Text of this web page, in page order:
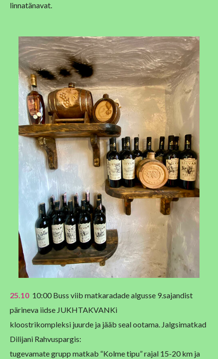
linnatänavat.
25.10 10:00 Buss viib matkaradade algusse 9.sajandist
pärineva iidse JUKHTAKVANKi
kloostrikompleksi juurde ja jääb seal ootama. Jalgsimatkad
Dilijani Rahvuspargis:
tugevamate grupp matkab “Kolme tipu” rajal 15-20 km ja